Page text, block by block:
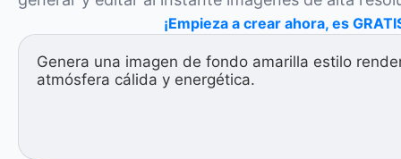
¡Empieza a crear ahora, es